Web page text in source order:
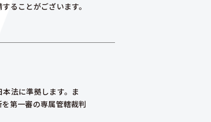
ることがございます。
法に準拠します。ま
第一審の専属管轄裁判